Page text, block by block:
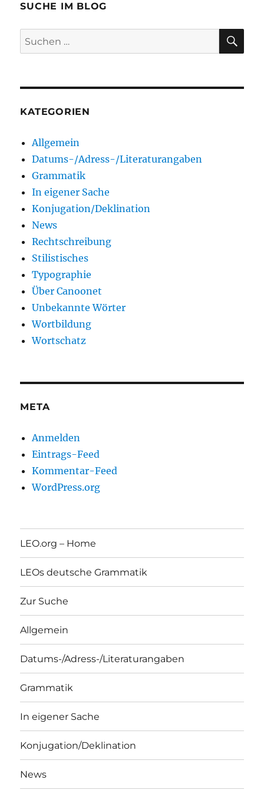
SUCHE IM BLOG
Suchen
nach:
KATEGORIEN
Allgemein
Datums-/Adress-/Literaturangaben
Grammatik
In eigener Sache
Konjugation/Deklination
News
Rechtschreibung
Stilistisches
Typographie
Über Canoonet
Unbekannte Wörter
Wortbildung
Wortschatz
META
Anmelden
Eintrags-Feed
Kommentar-Feed
WordPress.org
LEO.org – Home
LEOs deutsche Grammatik
Zur Suche
Allgemein
Datums-/Adress-/Literaturangaben
Grammatik
In eigener Sache
Konjugation/Deklination
News